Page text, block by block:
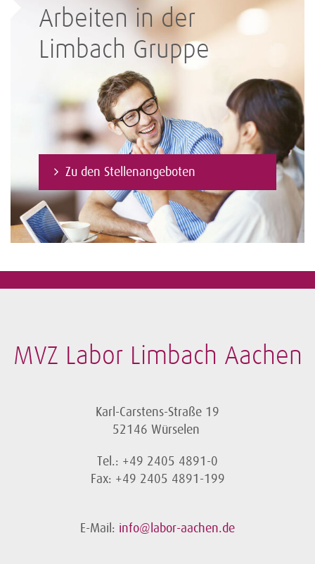
Arbeiten in der
Limbach Gruppe
Zu den Stellenangeboten
MVZ Labor Limbach Aachen
Karl-Carstens-Straße 19
52146 Würselen
Tel.: +49 2405 4891-0
Fax: +49 2405 4891-199
E-Mail: info@labor-aachen.de